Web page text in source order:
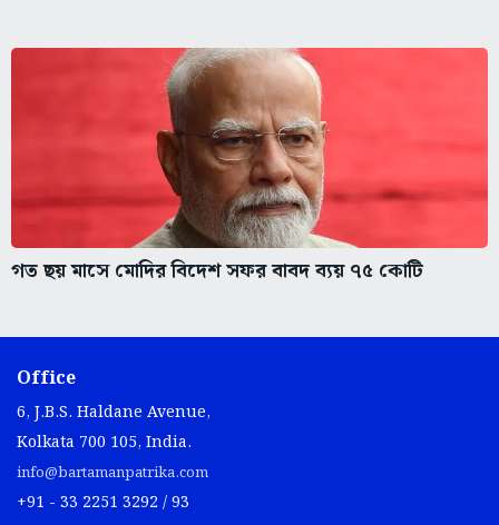
গত ছয় মাসে মোদির বিদেশ সফর বাবদ ব্যয় ৭৫ কোটি
Office
6, J.B.S. Haldane Avenue,
Kolkata 700 105, India.
info@bartamanpatrika.com
+91 - 33 2251 3292 / 93